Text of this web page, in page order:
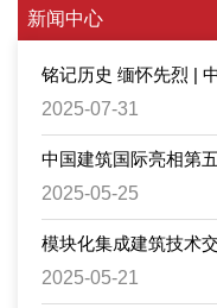
新闻中心
铭记历史 缅怀先烈 |
2025-07-31
2025-05-25
模块化集成建筑技术
2025-05-21